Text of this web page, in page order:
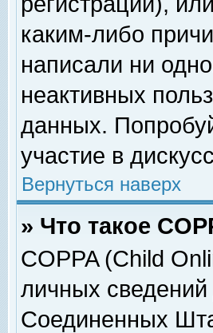
каким-либо
написали ни
неактивных
данных.
участие в
Вернуться наверх
» Что такое
COPPA (Child
личных сведений
Соединенных